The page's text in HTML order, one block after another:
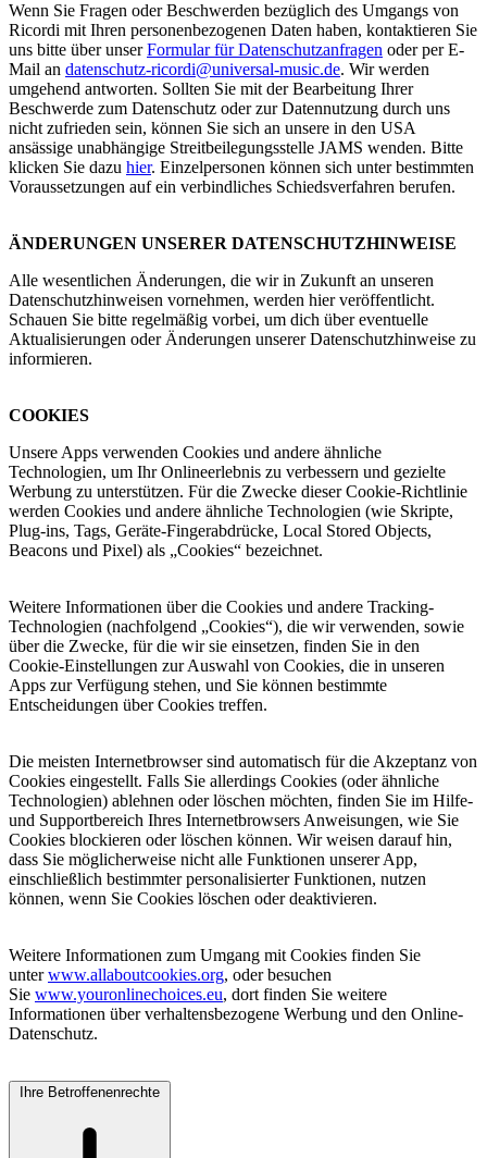
Wenn Sie Fragen oder Beschwerden bezüglich des Umgangs von
Ricordi mit Ihren personenbezogenen Daten haben, kontaktieren Sie
uns bitte über unserFormular für Datenschutzanfragen oder per E-
Mail an datenschutz-ricordi@universal-music.de. Wir werden
umgehend antworten. Sollten Sie mit der Bearbeitung Ihrer
Beschwerde zum Datenschutz oder zur Datennutzung durch uns
nicht zufrieden sein, können Sie sich an unsere in den USA
ansässige unabhängige Streitbeilegungsstelle JAMS wenden. Bitte
klicken Sie dazu hier. Einzelpersonen können sich unter bestimmten
Voraussetzungen auf ein verbindliches Schiedsverfahren berufen.
ÄNDERUNGEN UNSERER DATENSCHUTZHINWEISE
Alle wesentlichen Änderungen, die wir in Zukunft an unseren
Datenschutzhinweisen vornehmen, werden hier veröffentlicht.
Schauen Sie bitte regelmäßig vorbei, um dich über eventuelle
Aktualisierungen oder Änderungen unserer Datenschutzhinweise zu
informieren.
COOKIES
Unsere Apps verwenden Cookies und andere ähnliche
Technologien, um Ihr Onlineerlebnis zu verbessern und gezielte
Werbung zu unterstützen. Für die Zwecke dieser Cookie-Richtlinie
werden Cookies und andere ähnliche Technologien (wie Skripte,
Plug-ins, Tags, Geräte-Fingerabdrücke, Local Stored Objects,
Beacons und Pixel) als „Cookies“ bezeichnet.
Weitere Informationen über die Cookies und andere Tracking-
Technologien (nachfolgend „Cookies“), die wir verwenden, sowie
über die Zwecke, für die wir sie einsetzen, finden Sie in den
Cookie-Einstellungen zur Auswahl von Cookies, die in unseren
Apps zur Verfügung stehen, und Sie können bestimmte
Entscheidungen über Cookies treffen.
Die meisten Internetbrowser sind automatisch für die Akzeptanz von
Cookies eingestellt. Falls Sie allerdings Cookies (oder ähnliche
Technologien) ablehnen oder löschen möchten, finden Sie im Hilfe-
und Supportbereich Ihres Internetbrowsers Anweisungen, wie Sie
Cookies blockieren oder löschen können. Wir weisen darauf hin,
dass Sie möglicherweise nicht alle Funktionen unserer App,
einschließlich bestimmter personalisierter Funktionen, nutzen
können, wenn Sie Cookies löschen oder deaktivieren.
Weitere Informationen zum Umgang mit Cookies finden Sie
unterwww.allaboutcookies.org, oder besuchen
Sie www.youronlinechoices.eu, dort finden Sie weitere
Informationen über verhaltensbezogene Werbung und den Online-
Datenschutz.
Ihre Betroffenenrechte